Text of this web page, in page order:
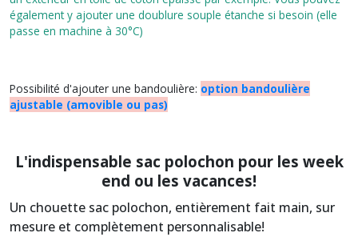
également y ajouter une doublure souple étanche si besoin (elle
passe en machine à 30°C)
Possibilité d'ajouter une bandoulière: option bandoulière
ajustable (amovible ou pas)
L'indispensable sac polochon pour les week
end ou les vacances!
Un chouette sac polochon, entièrement fait main, sur
mesure et complètement personnalisable!